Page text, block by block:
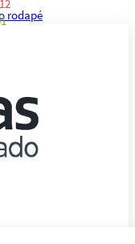
rodapé